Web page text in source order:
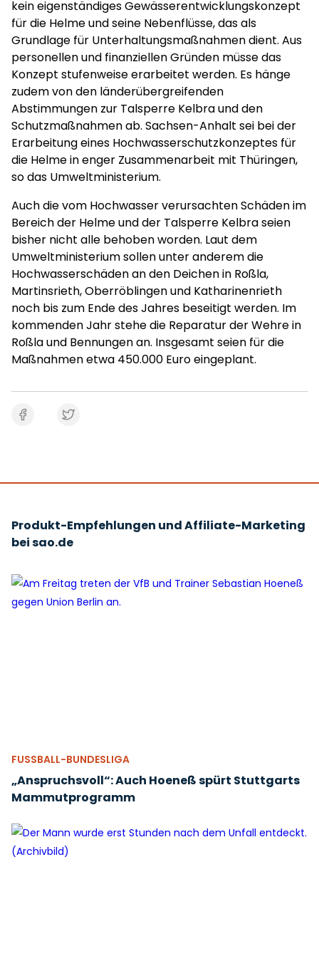
kein eigenständiges Gewässerentwicklungskonzept
für die Helme und seine Nebenflüsse, das als
Grundlage für Unterhaltungsmaßnahmen dient. Aus
personellen und finanziellen Gründen müsse das
Konzept stufenweise erarbeitet werden. Es hänge
zudem von den länderübergreifenden
Abstimmungen zur Talsperre Kelbra und den
Schutzmaßnahmen ab. Sachsen-Anhalt sei bei der
Erarbeitung eines Hochwasserschutzkonzeptes für
die Helme in enger Zusammenarbeit mit Thüringen,
so das Umweltministerium.
Auch die vom Hochwasser verursachten Schäden im
Bereich der Helme und der Talsperre Kelbra seien
bisher nicht alle behoben worden. Laut dem
Umweltministerium sollen unter anderem die
Hochwasserschäden an den Deichen in Roßla,
Martinsrieth, Oberröblingen und Katharinenrieth
noch bis zum Ende des Jahres beseitigt werden. Im
kommenden Jahr stehe die Reparatur der Wehre in
Roßla und Bennungen an. Insgesamt seien für die
Maßnahmen etwa 450.000 Euro eingeplant.
Produkt-Empfehlungen und Affiliate-Marketing
bei sao.de
FUSSBALL-BUNDESLIGA
„Anspruchsvoll“: Auch Hoeneß spürt Stuttgarts
Mammutprogramm